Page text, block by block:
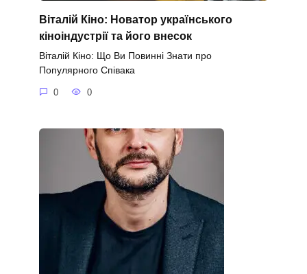
Віталій Кіно: Новатор українського
кіноіндустрії та його внесок
Віталій Кіно: Що Ви Повинні Знати про
Популярного Співака
0 0